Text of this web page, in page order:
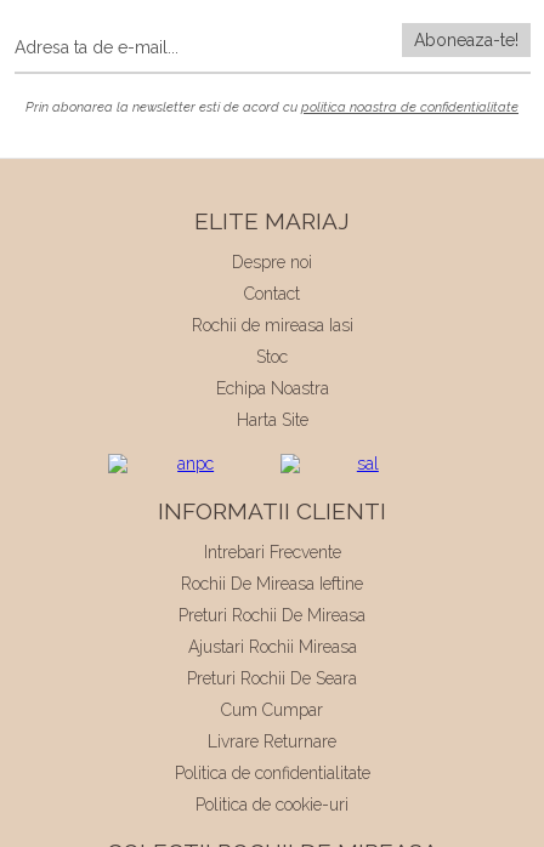
Prin abonarea la newsletter esti de acord cu politica noastra de confidentialitate
ELITE MARIAJ
Despre noi
Contact
Rochii de mireasa Iasi
Stoc
Echipa Noastra
Harta Site
INFORMATII CLIENTI
Intrebari Frecvente
Rochii De Mireasa Ieftine
Preturi Rochii De Mireasa
Ajustari Rochii Mireasa
Preturi Rochii De Seara
Cum Cumpar
Livrare Returnare
Politica de confidentialitate
Politica de cookie-uri